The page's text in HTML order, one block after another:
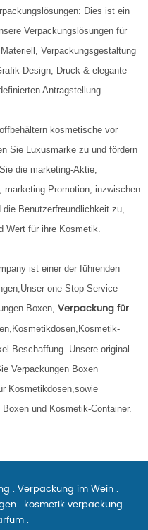
Dies ist ein
Verpackungslösungen für
Verpackungsgestaltung
Design, Druck & elegante
Antragstellung.
kosmetische vor
Sie Luxusmarke zu und fördern
die marketing-Aktie,
Promotion, inzwischen
die Benutzerfreundlichkeit zu,
Wert für ihre Kosmetik.
ist einer der führenden
one-Stop-Service
Boxen,Verpackung für
Beschaffung. Unsere original
Verpackungen Boxen
Kosmetikdosen,sowie
und Kosmetik-Container.
. Verpackung im Wein .
. kosmetik verpackung .
.